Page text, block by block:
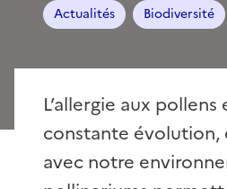
Actualités Biodiversité
L’allergie aux pollens
constante évolution,
avec notre